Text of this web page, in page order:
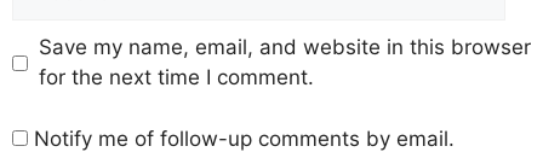
Save my name, email, and website in this browser
for the next time I comment.
Notify me of follow-up comments by email.